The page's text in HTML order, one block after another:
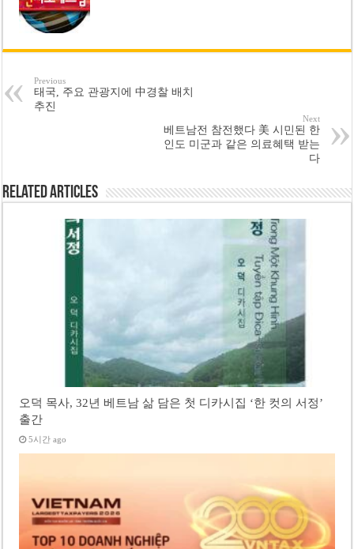
Previous
태국, 주요 관광지에 中경찰 배치
추진
Next
베트남전 참전했다 美 시민된 한
인도 미군과 같은 의료혜택 받는
다
Related Articles
오덕 목사, 32년 베트남 삶 담은 첫 디카시집 ‘한 컷의 서정’
출간
5시간 ago